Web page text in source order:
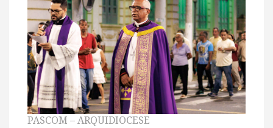
PASCOM – ARQUIDIOCESE